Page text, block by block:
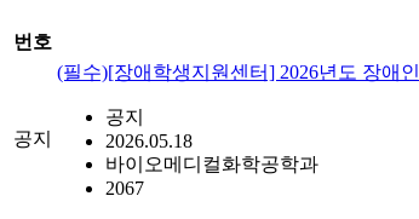
번호
공지
(필수)[장애학생지원센터] 2026년도 장애
공지
2026.05.18
바이오메디컬화학공학과
2067